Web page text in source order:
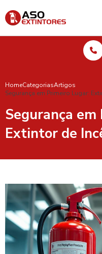
HomeCategoriasArtigos
Segurança em Primeiro Lugar:
Segurança
Extintor de